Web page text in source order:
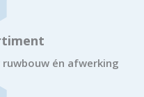
én afwerking